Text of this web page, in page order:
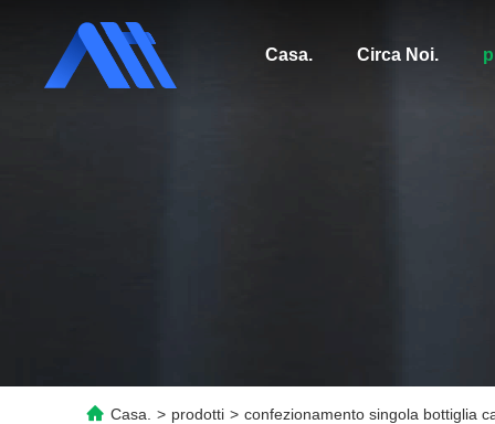
Casa. Circa Noi.
Casa. > prodotti > confezionamento singola bottiglia